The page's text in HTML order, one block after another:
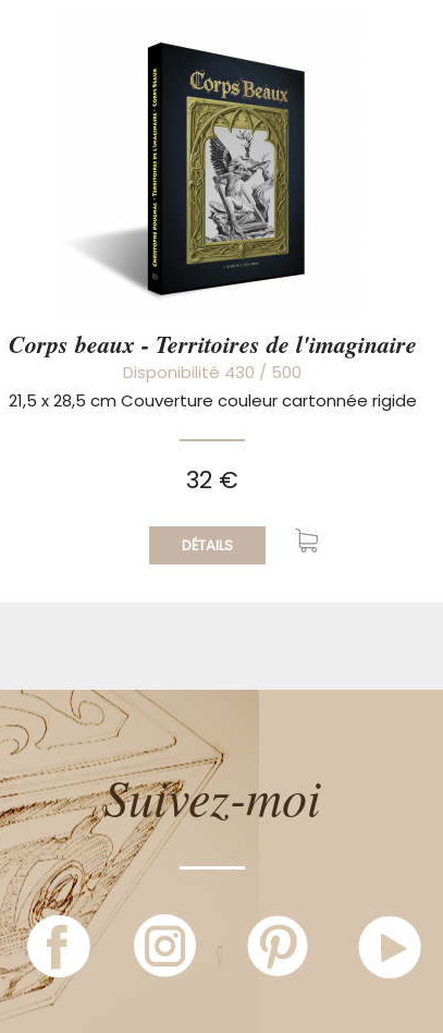
Corps beaux - Territoires de l'imaginaire
Disponibilité 430 / 500
21,5 x 28,5 cm Couverture couleur cartonnée rigide
32 €
DÉTAILS
Suivez-moi